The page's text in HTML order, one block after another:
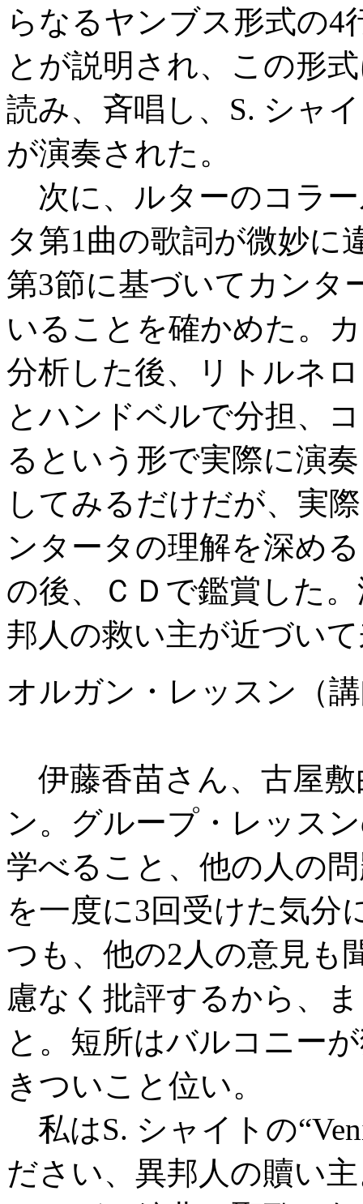
らなるヤンブス形式の4
とが説明され、この形
読み、斉唱し、S. シャ
が演奏された。
次に、ルターのコラ
タ第1曲の歌詞が微妙に
第3節に基づいてカンタ
いることを確かめた。
分析した後、リトルネ
とハンドベルで分担、
るという形で実際に演
してみるだけだが、実
ンタータの理解を深め
の後、ＣＤで鑑賞した
邦人の救い主が近づい
オルガン・レッスン（
伊藤香苗さん、古屋
ン。グループ・レッス
学べること、他の人の
を一度に3回受けた気分
つも、他の2人の意見も
慮なく批評するから、
と。短所はバルコニー
きついこと位い。
私はS. シャイトの
ださい、異邦人の贖い